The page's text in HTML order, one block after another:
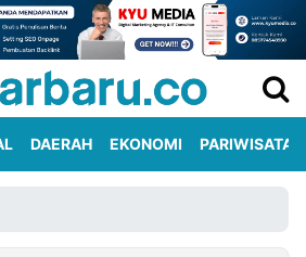
DAERAH EKONOMI PARIWISATA